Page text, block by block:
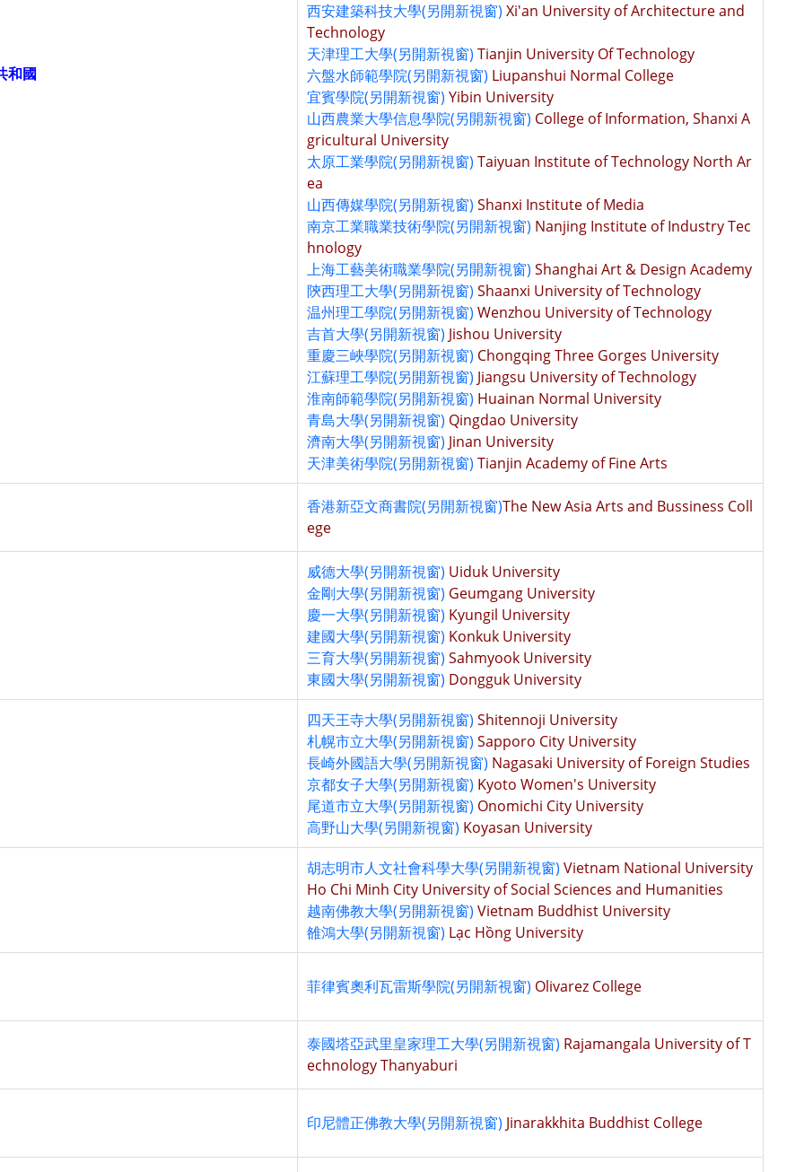
和國
西安建築科技大學(另開新視窗) Xi'an University of Architecture and
Technology
天津理工大學(另開新視窗) Tianjin University Of Technology
六盤水師範學院(另開新視窗) Liupanshui Normal College
宜賓學院(另開新視窗) Yibin University
山西農業大學信息學院(另開新視窗) College of Information, Shanxi A
gricultural University
太原工業學院(另開新視窗) Taiyuan Institute of Technology North Ar
ea
山西傳媒學院(另開新視窗) Shanxi Institute of Media
南京工業職業技術學院(另開新視窗) Nanjing Institute of Industry Tec
hnology
上海工藝美術職業學院(另開新視窗) Shanghai Art & Design Academy
陝西理工大學(另開新視窗) Shaanxi University of Technology
温州理工學院(另開新視窗) Wenzhou University of Technology
吉首大學(另開新視窗) Jishou University
重慶三峽學院(另開新視窗) Chongqing Three Gorges University
江蘇理工學院(另開新視窗) Jiangsu University of Technology
淮南師範學院(另開新視窗) Huainan Normal University
青島大學(另開新視窗) Qingdao University
濟南大學(另開新視窗) Jinan University
天津美術學院(另開新視窗) Tianjin Academy of Fine Arts
香港新亞文商書院(另開新視窗)The New Asia Arts and Bussiness Coll
ege
威德大學(另開新視窗) Uiduk University
金剛大學(另開新視窗) Geumgang University
慶一大學(另開新視窗) Kyungil University
建國大學(另開新視窗) Konkuk University
三育大學(另開新視窗) Sahmyook University
東國大學(另開新視窗) Dongguk University
四天王寺大學(另開新視窗) Shitennoji University
札幌市立大學(另開新視窗) Sapporo City University
長崎外國語大學(另開新視窗) Nagasaki University of Foreign Studies
京都女子大學(另開新視窗) Kyoto Women's University
尾道市立大學(另開新視窗) Onomichi City University
高野山大學(另開新視窗) Koyasan University
胡志明市人文社會科學大學(另開新視窗) Vietnam National University
Ho Chi Minh City University of Social Sciences and Humanities
越南佛教大學(另開新視窗) Vietnam Buddhist University
雒鴻大學(另開新視窗) Lạc Hồng University
菲律賓奧利瓦雷斯學院(另開新視窗) Olivarez College
泰國塔亞武里皇家理工大學(另開新視窗) Rajamangala University of T
echnology Thanyaburi
印尼體正佛教大學(另開新視窗) Jinarakkhita Buddhist College